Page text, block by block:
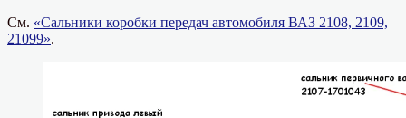
См. «Сальники коробки передач автомобиля ВАЗ 2108, 2109,
21099».